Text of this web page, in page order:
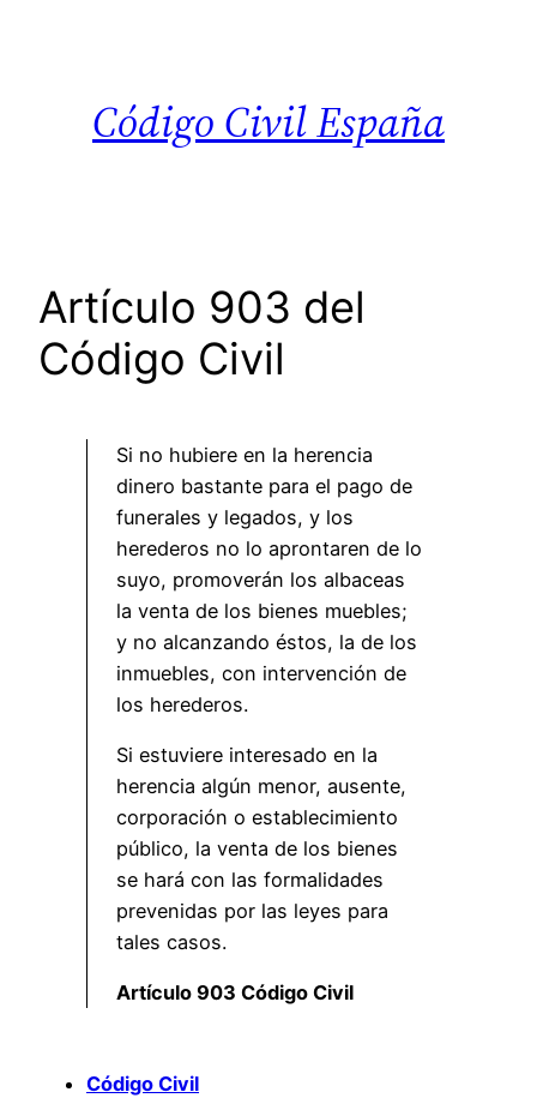
Código Civil España
Artículo 903 del
Código Civil
Si no hubiere en la herencia
dinero bastante para el pago de
funerales y legados, y los
herederos no lo aprontaren de lo
suyo, promoverán los albaceas
la venta de los bienes muebles;
y no alcanzando éstos, la de los
inmuebles, con intervención de
los herederos.
Si estuviere interesado en la
herencia algún menor, ausente,
corporación o establecimiento
público, la venta de los bienes
se hará con las formalidades
prevenidas por las leyes para
tales casos.
Artículo 903 Código Civil
Código Civil